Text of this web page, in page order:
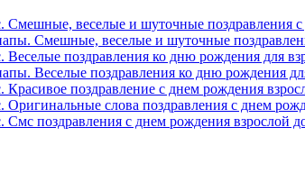
веселые и шуточные поздравления
Смешные, веселые и шуточные
поздравления ко дню рождения для
Веселые поздравления ко дню рождения
поздравление с днем рождения
слова поздравления с днем
поздравления с днем рождения взрослой